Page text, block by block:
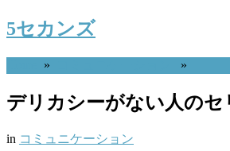
5セカンズ
» »
デリカシーがない人のセ
in コミュニケーション